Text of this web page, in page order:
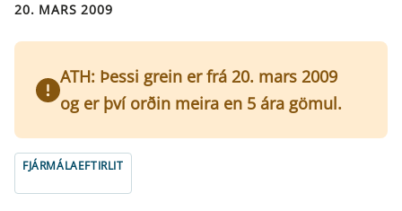
20. MARS 2009
ATH: Þessi grein er frá 20. mars 2009
og er því orðin meira en 5 ára gömul.
FJÁRMÁLAEFTIRLIT